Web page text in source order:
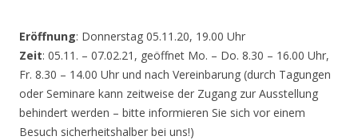
Eröffnung: Donnerstag 05.11.20, 19.00 Uhr
Zeit: 05.11. – 07.02.21, geöffnet Mo. – Do. 8.30 – 16.00 Uhr,
Fr. 8.30 – 14.00 Uhr und nach Vereinbarung (durch Tagungen
oder Seminare kann zeitweise der Zugang zur Ausstellung
behindert werden – bitte informieren Sie sich vor einem
Besuch sicherheitshalber bei uns!)